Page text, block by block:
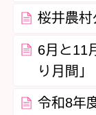
桜井農村
6月と11
り月間」
令和8年